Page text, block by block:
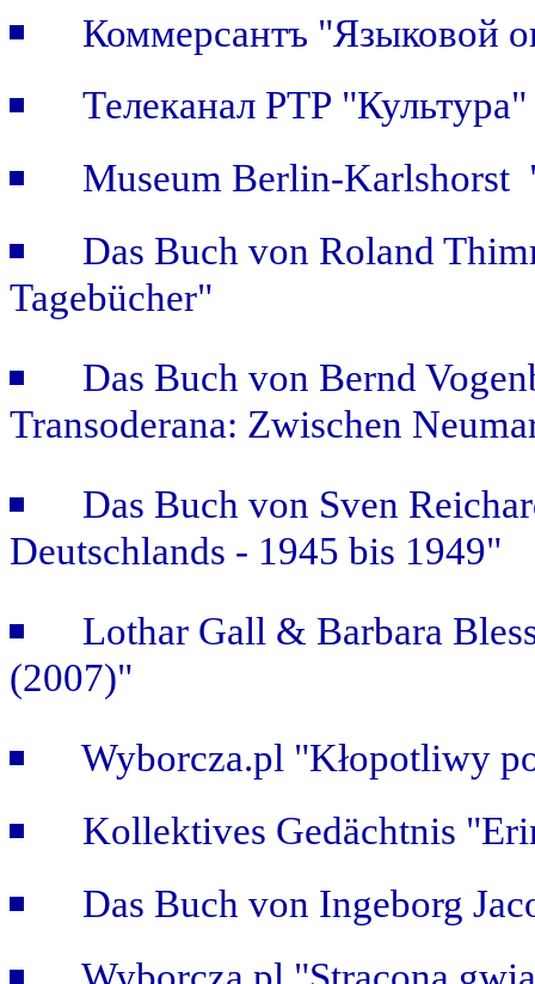
Коммерсантъ "Языковой
Телеканал РТР
Museum Berlin-Karlshorst
Das Buch von Roland
Tagebücher"
Das Buch von Bernd
Transoderana: Zwischen
Das Buch von Sven
Deutschlands - 1945 bis 1949"
Lothar Gall & Barbara
(2007)"
Wyborcza.pl "Kłopotliwy
Kollektives Gedächtnis
Das Buch von Ingeborg